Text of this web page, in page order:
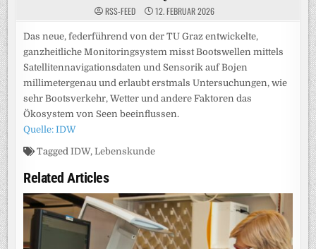
RSS-FEED 12. FEBRUAR 2026
Das neue, federführend von der TU Graz entwickelte,
ganzheitliche Monitoringsystem misst Bootswellen mittels
Satellitennavigationsdaten und Sensorik auf Bojen
millimetergenau und erlaubt erstmals Untersuchungen, wie
sehr Bootsverkehr, Wetter und andere Faktoren das
Ökosystem von Seen beeinflussen.
Quelle: IDW
TaggedIDW,Lebenskunde
Related Articles